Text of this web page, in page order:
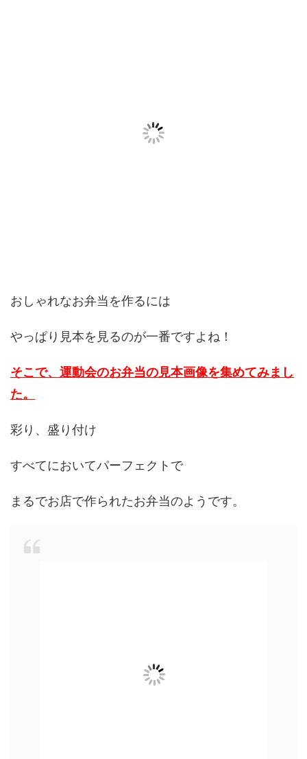
おしゃれなお弁当を作るには
やっぱり見本を見るのが一番ですよね！
そこで、運動会のお弁当の見本画像を集めてみまし
た。
彩り、盛り付け
すべてにおいてパーフェクトで
まるでお店で作られたお弁当のようです。